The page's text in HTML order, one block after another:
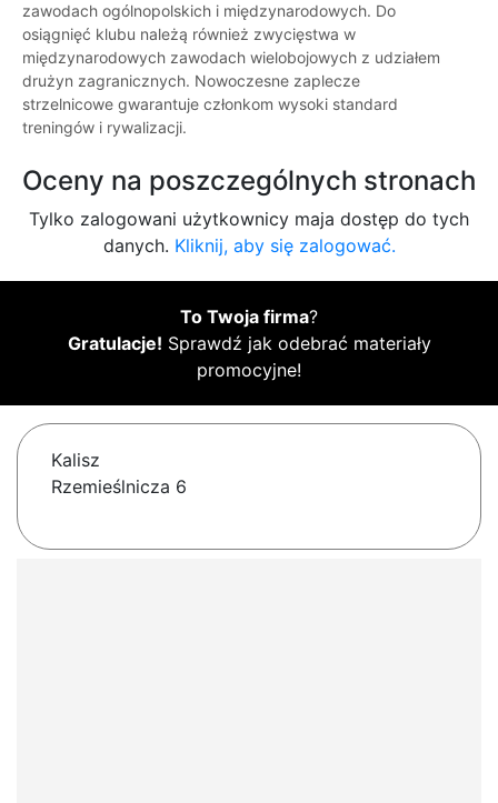
zawodach ogólnopolskich i międzynarodowych. Do
osiągnięć klubu należą również zwycięstwa w
międzynarodowych zawodach wielobojowych z udziałem
drużyn zagranicznych. Nowoczesne zaplecze
strzelnicowe gwarantuje członkom wysoki standard
treningów i rywalizacji.
Oceny na poszczególnych stronach
Tylko zalogowani użytkownicy maja dostęp do tych
danych. Kliknij, aby się zalogować.
To Twoja firma?
Gratulacje! Sprawdź jak odebrać materiały
promocyjne!
Kalisz
Rzemieślnicza 6